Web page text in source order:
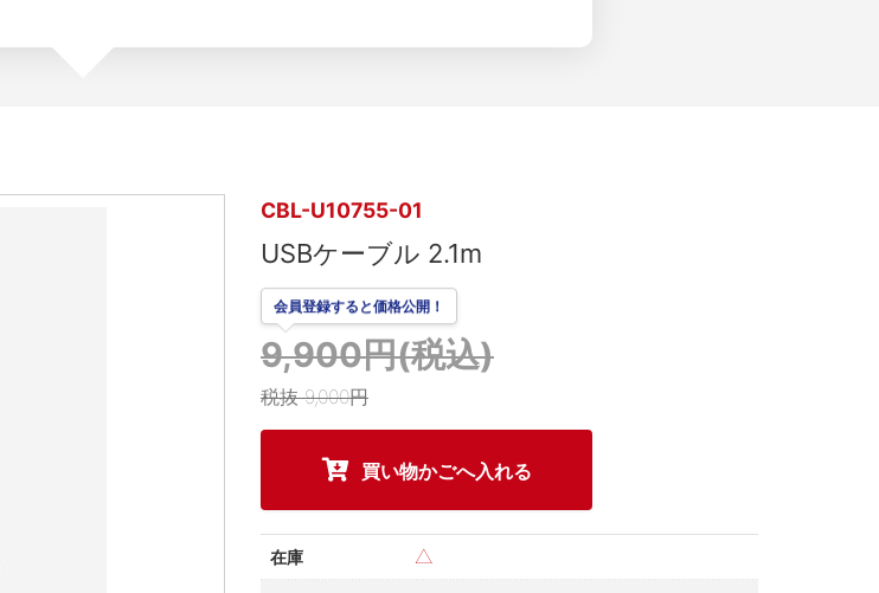
CBL-U10755-01
USBケーブル 2.1m
9,900円(税込)
会員登録すると価格公開！
税抜 9,000円
在庫 △
買い物かごへ入れる